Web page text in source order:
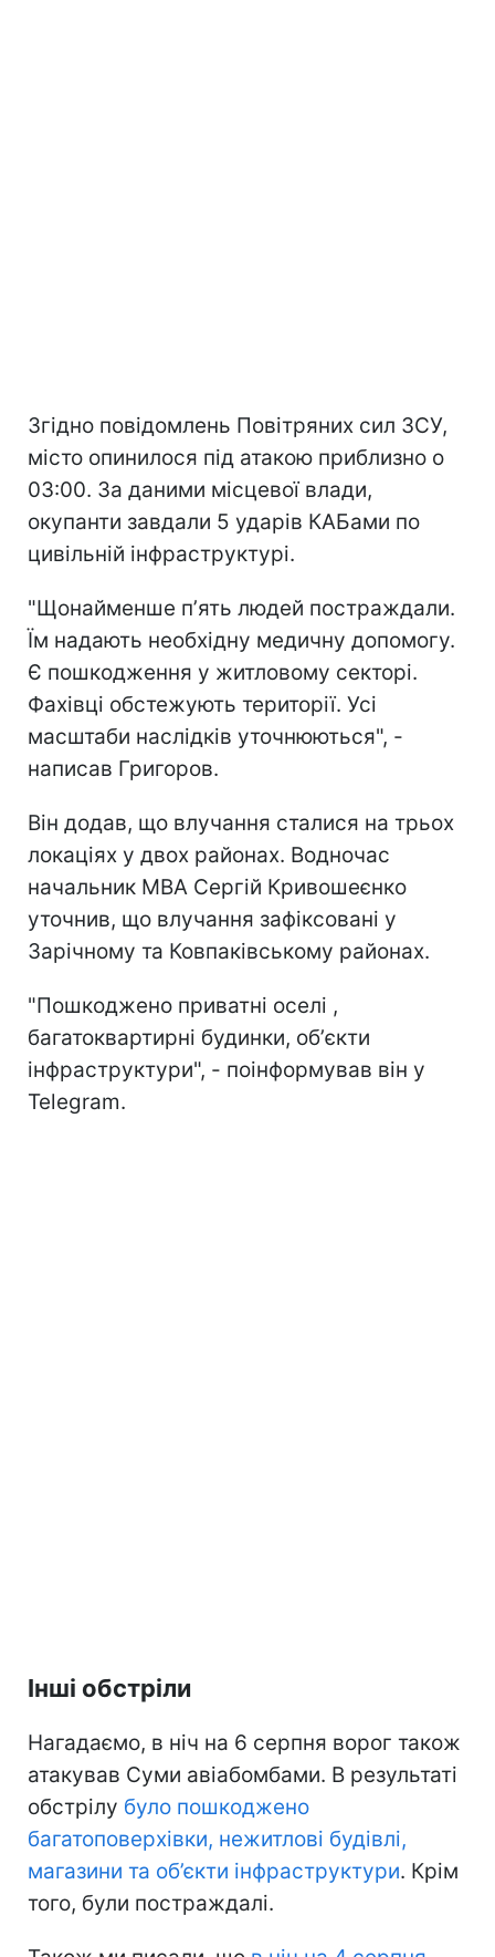
Згідно повідомлень Повітряних сил ЗСУ,
місто опинилося під атакою приблизно о
03:00. За даними місцевої влади,
окупанти завдали 5 ударів КАБами по
цивільній інфраструктурі.
"Щонайменше пʼять людей постраждали.
Їм надають необхідну медичну допомогу.
Є пошкодження у житловому секторі.
Фахівці обстежують території. Усі
масштаби наслідків уточнюються", -
написав Григоров.
Він додав, що влучання сталися на трьох
локаціях у двох районах. Водночас
начальник МВА Сергій Кривошеєнко
уточнив, що влучання зафіксовані у
Зарічному та Ковпаківському районах.
"Пошкоджено приватні оселі ,
багатоквартирні будинки, обʼєкти
інфраструктури", - поінформував він у
Telegram.
Інші обстріли
Нагадаємо, в ніч на 6 серпня ворог також
атакував Суми авіабомбами. В результаті
обстрілу було пошкоджено
багатоповерхівки, нежитлові будівлі,
магазини та об’єкти інфраструктури. Крім
того, були постраждалі.